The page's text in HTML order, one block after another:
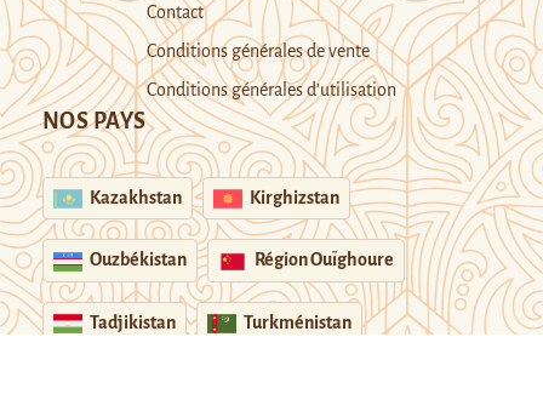
Contact
Conditions générales de vente
Conditions générales d’utilisation
NOS PAYS
Kazakhstan Kirghizstan
Ouzbékistan Région Ouïghoure
Tadjikistan Turkménistan